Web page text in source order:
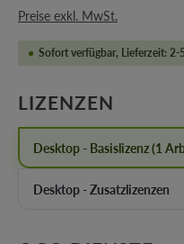
Preise exkl. MwSt.
Sofort verfügbar, Lieferzeit: 2-
LIZENZEN
Desktop - Basislizenz (1
Desktop - Zusatzlizenzen